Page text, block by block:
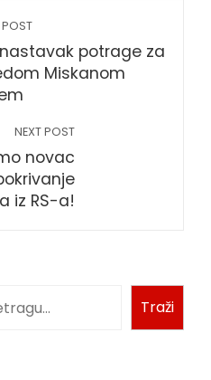
potrage za
Miskanom
NEXT POST
novac
iz RS-a!
Traži